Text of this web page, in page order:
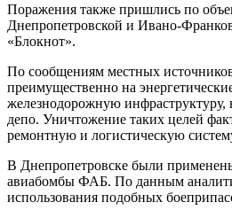
Поражения также пришлись по
Днепропетровской и Ивано-
«Блокнот».
По сообщениям местных
преимущественно на
железнодорожную
депо. Уничтожение таких целей
ремонтную и логистическую
В Днепропетровске были
авиабомбы ФАБ. По данным
использования подобных